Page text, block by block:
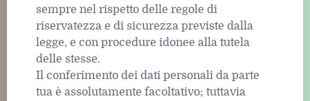
sempre nel rispetto delle regole di
riservatezza e di sicurezza previste dalla
legge, e con procedure idonee alla tutela
delle stesse.
Il conferimento dei dati personali da parte
tua è assolutamente facoltativo; tuttavia